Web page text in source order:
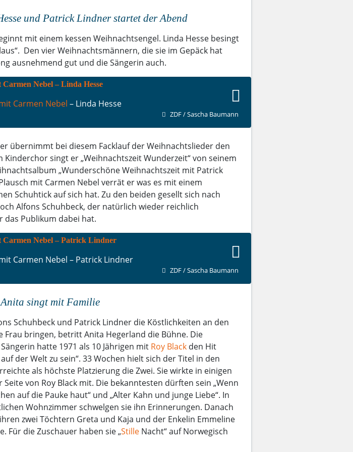
und Patrick Lindner startet der Abend
mit einem kessen Weihnachtsengel. Linda Hesse besingt
Den vier Weihnachtsmännern, die sie im Gepäck hat
ausnehmend gut und die Sängerin auch.
Carmen Nebel – Linda Hesse
ZDF / Sascha Baumann
übernimmt bei diesem Facklauf der Weihnachtslieder den
Kinderchor singt er „Weihnachtszeit Wunderzeit“ von seinem
„Wunderschöne Weihnachtszeit mit Patrick
mit Carmen Nebel verrät er was es mit einem
Schuhtick auf sich hat. Zu den beiden gesellt sich nach
Alfons Schuhbeck, der natürlich wieder reichlich
das Publikum dabei hat.
Carmen Nebel – Patrick Lindner
ZDF / Sascha Baumann
Anita singt mit Familie
Schuhbeck und Patrick Lindner die Köstlichkeiten an den
Frau bringen, betritt Anita Hegerland die Bühne. Die
hatte 1971 als 10 Jährigen mit Roy Blackden Hit
der Welt zu sein“. 33 Wochen hielt sich der Titel in den
als höchste Platzierung die Zwei. Sie wirkte in einigen
Seite von Roy Black mit. Die bekanntesten dürften sein „Wenn
auf die Pauke haut“ und „Alter Kahn und junge Liebe“. In
Wohnzimmer schwelgen sie ihn Erinnerungen. Danach
zwei Töchtern Greta und Kaja und der Enkelin Emmeline
Für die Zuschauer haben sie „StilleNacht“ auf Norwegisch